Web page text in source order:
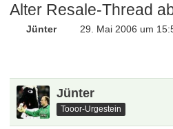
Alter Resale-Thread
Jünter 29. Mai 2006 um
Jünter
Tooor-Urgestein